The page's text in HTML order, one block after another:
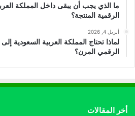
ما الذي يجب أن يبقى داخل المملكة
الرقمية المنتجة؟
أبريل 4, 2026
لماذا تحتاج المملكة العربية السعودية
الرقمي المرن؟
أخر المقالات